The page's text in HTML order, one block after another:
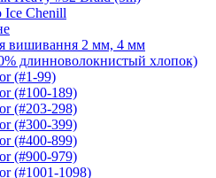
Ice Chenill
вишивання 2 мм, 4 мм
длинноволокнистый хлопок)
(#1-99)
(#100-189)
(#203-298)
(#300-399)
(#400-899)
(#900-979)
(#1001-1098)